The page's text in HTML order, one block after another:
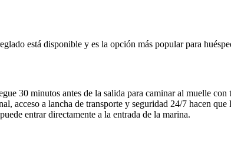
está disponible y es la opción más popular para
30 minutos antes de la salida para caminar al muelle con
acceso a lancha de transporte y seguridad 24/7 hacen
entrar directamente a la entrada de la marina.